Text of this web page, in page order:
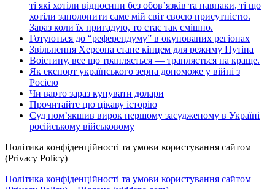
ті які хотіли відносини без обов’язків та навпаки, ті що
хотіли заполонити саме мій світ своєю присутністю.
Зараз коли їх пригадую, то стає так смішно.
Готуються до “референдуму” в окупованих регіонах
Звільнення Херсона стане кінцем для режиму Путіна
Воістину, все що трапляється — трапляється на краще.
Як експорт українського зерна допоможе у війні з
Росією
Чи варто зараз купувати долари
Прочитайте цю цікаву історію
Суд пом’якшив вирок першому засудженому в Україні
російському військовому
Політика конфіденційності та умови користування сайтом
(Privacy Policy)
Політика конфіденційності та умови користування сайтом